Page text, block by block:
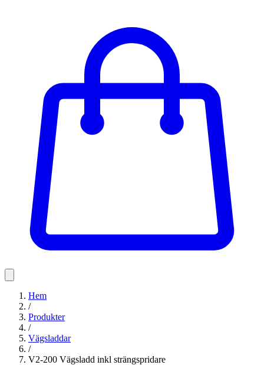
Hem
/
Produkter
/
Vägsladdar
/
V2-200 Vägsladd inkl strängspridare